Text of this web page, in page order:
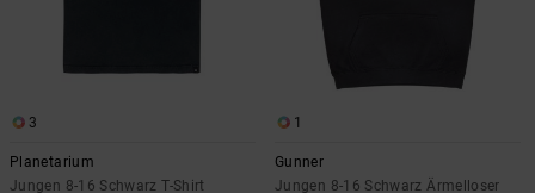
3
Planetarium
Jungen 8-16 Schwarz T-Shirt
1
Gunner
Jungen 8-16 Schwarz Ärmelloser